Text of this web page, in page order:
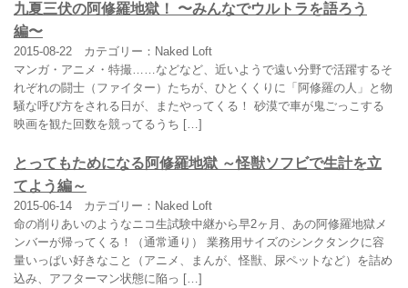
九夏三伏の阿修羅地獄！ 〜みんなでウルトラを語ろう
編〜
2015-08-22
カテゴリー：Naked Loft
マンガ・アニメ・特撮……などなど、近いようで遠い分野で活躍するそ
れぞれの闘士（ファイター）たちが、ひとくくりに「阿修羅の人」と物
騒な呼び方をされる日が、またやってくる！ 砂漠で車が鬼ごっこする
映画を観た回数を競ってるうち […]
とってもためになる阿修羅地獄 ～怪獣ソフビで生計を立
てよう編～
2015-06-14
カテゴリー：Naked Loft
命の削りあいのようなニコ生試験中継から早2ヶ月、あの阿修羅地獄メ
ンバーが帰ってくる！（通常通り） 業務用サイズのシンクタンクに容
量いっぱい好きなこと（アニメ、まんが、怪獣、尿ペットなど）を詰め
込み、アフターマン状態に陥っ […]